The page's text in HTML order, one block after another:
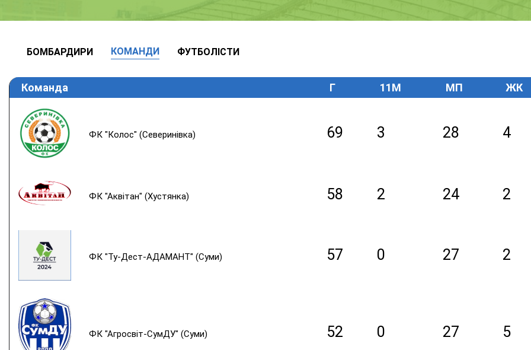
БОМБАРДИРИ КОМАНДИ ФУТБОЛІСТИ
Команда Г 11M МП ЖК
ФК "Колос" (Северинівка) 69 3 28 4
ФК "Аквітан" (Хустянка) 58 2 24 2
ФК "Ту-Дест-АДАМАНТ" (Суми) 57 0 27 2
ФК "Агросвіт-СумДУ" (Суми) 52 0 27 5